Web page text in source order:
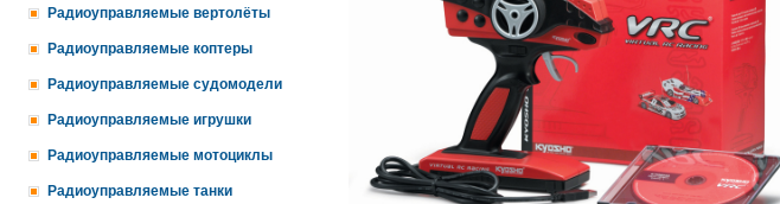
Радиоуправляемые вертолёты
Радиоуправляемые коптеры
Радиоуправляемые судомодели
Радиоуправляемые игрушки
Радиоуправляемые мотоциклы
Радиоуправляемые танки